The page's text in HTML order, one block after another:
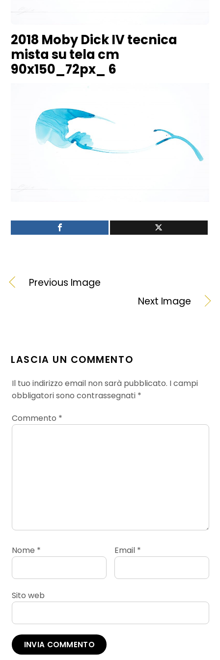
2018 Moby Dick IV tecnica
mista su tela cm
90x150_72px_ 6
Previous Image
Next Image
LASCIA UN COMMENTO
Il tuo indirizzo email non sarà pubblicato. I campi
obbligatori sono contrassegnati *
Commento *
Nome * Email *
Sito web